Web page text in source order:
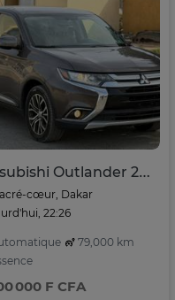
Mitsubishi Outlander 2016 - 7 Places
cœur, Dakar
22:26
79,000 km
000 F CFA